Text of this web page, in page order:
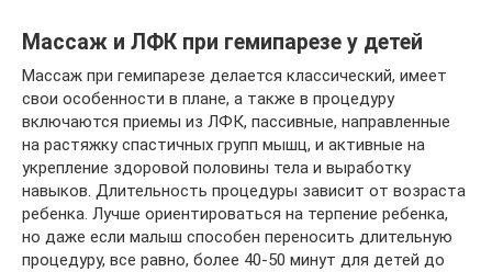
Массаж и ЛФК при гемипарезе у детей
Массаж при гемипарезе делается классический, имеет
свои особенности в плане, а также в процедуру
включаются приемы из ЛФК, пассивные, направленные
на растяжку спастичных групп мышц, и активные на
укрепление здоровой половины тела и выработку
навыков. Длительность процедуры зависит от возраста
ребенка. Лучше ориентироваться на терпение ребенка,
но даже если малыш способен переносить длительную
процедуру, все равно, более 40-50 минут для детей до